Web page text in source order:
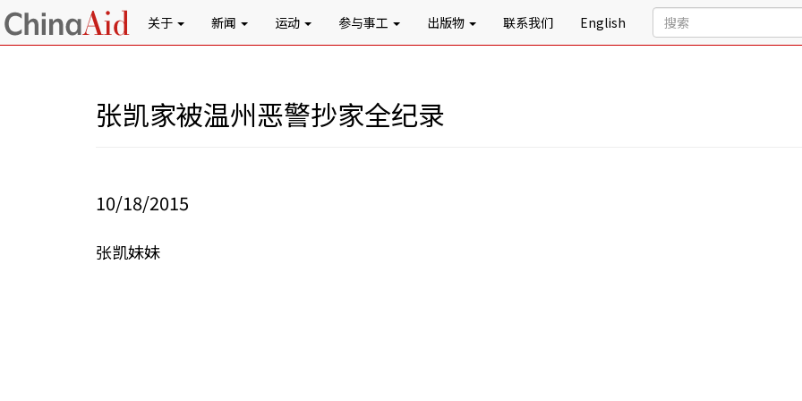
关于 新闻 运动 参与事工 出版物 联系我们 English
张凯家被温州恶警抄家全纪录
10/18/2015
张凯妹妹